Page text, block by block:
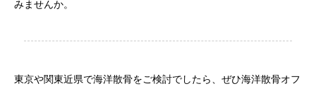
みませんか。
東京や関東近県で海洋散骨をご検討でしたら、ぜひ海洋散骨オフ